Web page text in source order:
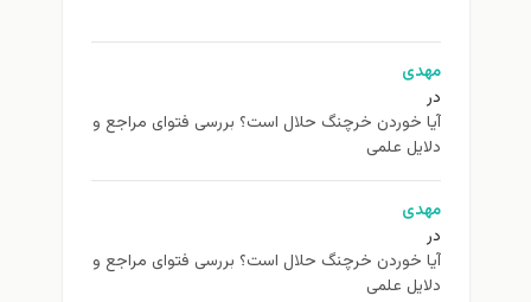
مهدی
در
آیا خوردن خرچنگ حلال است؟ بررسی فتوای مراجع و
دلایل علمی
مهدی
در
آیا خوردن خرچنگ حلال است؟ بررسی فتوای مراجع و
دلایل علمی